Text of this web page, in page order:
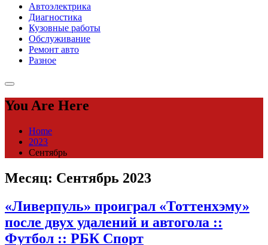
Автоэлектрика
Диагностика
Кузовные работы
Обслуживание
Ремонт авто
Разное
You Are Here
Home
2023
Сентябрь
Месяц: Сентябрь 2023
«Ливерпуль» проиграл «Тоттенхэму»
после двух удалений и автогола ::
Футбол :: РБК Спорт